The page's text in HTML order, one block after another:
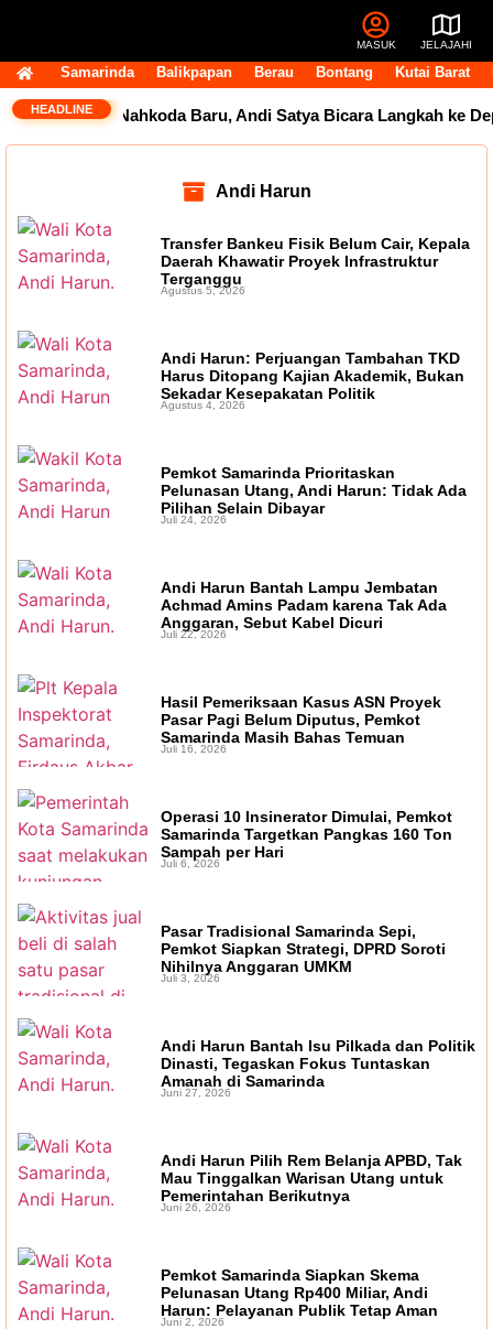
MASUK JELAJAHI
Samarinda Balikpapan Berau Bontang Kutai Barat
HEADLINE
Punya Nahkoda Baru, Andi Satya Bicara Langkah ke
Andi Harun
Transfer Bankeu Fisik Belum Cair, Kepala
Daerah Khawatir Proyek Infrastruktur
Terganggu
Agustus 5, 2026
Andi Harun: Perjuangan Tambahan TKD
Harus Ditopang Kajian Akademik, Bukan
Sekadar Kesepakatan Politik
Agustus 4, 2026
Pemkot Samarinda Prioritaskan
Pelunasan Utang, Andi Harun: Tidak Ada
Pilihan Selain Dibayar
Juli 24, 2026
Andi Harun Bantah Lampu Jembatan
Achmad Amins Padam karena Tak Ada
Anggaran, Sebut Kabel Dicuri
Juli 22, 2026
Hasil Pemeriksaan Kasus ASN Proyek
Pasar Pagi Belum Diputus, Pemkot
Samarinda Masih Bahas Temuan
Juli 16, 2026
Operasi 10 Insinerator Dimulai, Pemkot
Samarinda Targetkan Pangkas 160 Ton
Sampah per Hari
Juli 6, 2026
Pasar Tradisional Samarinda Sepi,
Pemkot Siapkan Strategi, DPRD Soroti
Nihilnya Anggaran UMKM
Juli 3, 2026
Andi Harun Bantah Isu Pilkada dan Politik
Dinasti, Tegaskan Fokus Tuntaskan
Amanah di Samarinda
Juni 27, 2026
Andi Harun Pilih Rem Belanja APBD, Tak
Mau Tinggalkan Warisan Utang untuk
Pemerintahan Berikutnya
Juni 26, 2026
Pemkot Samarinda Siapkan Skema
Pelunasan Utang Rp400 Miliar, Andi
Harun: Pelayanan Publik Tetap Aman
Juni 2, 2026